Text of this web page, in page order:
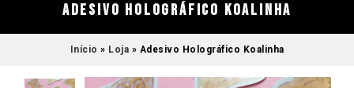
Adesivo Holográfico Koalinha
Início » Loja » Adesivo Holográfico Koalinha